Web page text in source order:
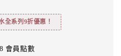
全系列9折優惠！
會員點數